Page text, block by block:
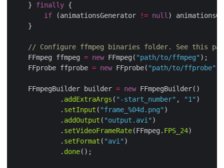
    }
finally
if (animationsGenerator != null)
// Configure ffmpeg binaries folder. See this
    FFmpeg ffmpeg
= new FFmpeg( "path/to/ffmpeg"
    FFprobe ffprobe
= new FFprobe( "path/to/ffprobe"
    FFmpegBuilder builder
= new
            .
addExtraArgs ( "-start_number" , "1"
            .
setInput ( "frame_%04d.png"
            .
addOutput ( "output.avi"
            .
setVideoFrameRate(FFmpeg. FPS_24
            .
setFormat ( "avi"
            .
done